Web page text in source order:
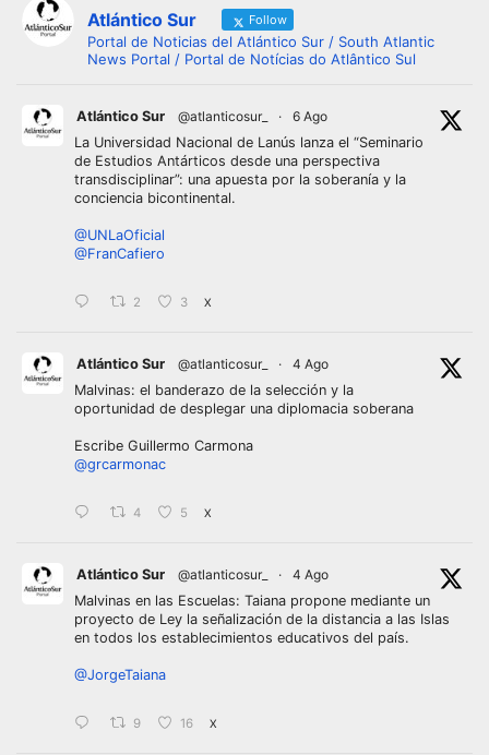
Atlántico Sur Follow
Portal de Noticias del Atlántico Sur / South Atlantic
News Portal / Portal de Notícias do Atlântico Sul
Atlántico Sur @atlanticosur_ ·
6 Ago
La Universidad Nacional de Lanús lanza el “Seminario
de Estudios Antárticos desde una perspectiva
transdisciplinar”: una apuesta por la soberanía y la
conciencia bicontinental.
@UNLaOficial
@FranCafiero
2 3 X
Atlántico Sur @atlanticosur_ ·
4 Ago
Malvinas: el banderazo de la selección y la
oportunidad de desplegar una diplomacia soberana
Escribe Guillermo Carmona
@grcarmonac
4 5 X
Atlántico Sur @atlanticosur_ ·
4 Ago
Malvinas en las Escuelas: Taiana propone mediante un
proyecto de Ley la señalización de la distancia a las Islas
en todos los establecimientos educativos del país.
@JorgeTaiana
9 16 X